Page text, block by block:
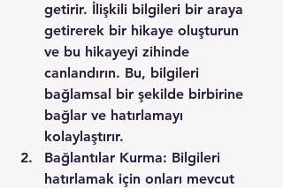
getirir. İlişkili bilgileri bir araya
getirerek bir hikaye oluşturun
ve bu hikayeyi zihinde
canlandırın. Bu, bilgileri
bağlamsal bir şekilde birbirine
bağlar ve hatırlamayı
kolaylaştırır.
Bağlantılar Kurma: Bilgileri
hatırlamak için onları mevcut